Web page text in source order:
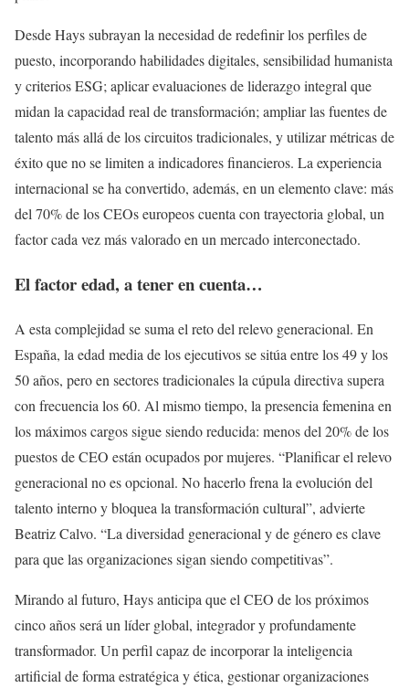
Desde Hays subrayan la necesidad de redefinir los perfiles de
puesto, incorporando habilidades digitales, sensibilidad humanista
y criterios ESG; aplicar evaluaciones de liderazgo integral que
midan la capacidad real de transformación; ampliar las fuentes de
talento más allá de los circuitos tradicionales, y utilizar métricas de
éxito que no se limiten a indicadores financieros. La experiencia
internacional se ha convertido, además, en un elemento clave: más
del 70% de los CEOs europeos cuenta con trayectoria global, un
factor cada vez más valorado en un mercado interconectado.
El factor edad, a tener en cuenta…
A esta complejidad se suma el reto del relevo generacional. En
España, la edad media de los ejecutivos se sitúa entre los 49 y los
50 años, pero en sectores tradicionales la cúpula directiva supera
con frecuencia los 60. Al mismo tiempo, la presencia femenina en
los máximos cargos sigue siendo reducida: menos del 20% de los
puestos de CEO están ocupados por mujeres. “Planificar el relevo
generacional no es opcional. No hacerlo frena la evolución del
talento interno y bloquea la transformación cultural”, advierte
Beatriz Calvo. “La diversidad generacional y de género es clave
para que las organizaciones sigan siendo competitivas”.
Mirando al futuro, Hays anticipa que el CEO de los próximos
cinco años será un líder global, integrador y profundamente
transformador. Un perfil capaz de incorporar la inteligencia
artificial de forma estratégica y ética, gestionar organizaciones